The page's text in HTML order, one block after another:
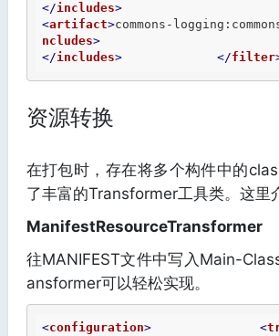
</includes>
<artifact>commons-
ncludes>
</includes> </filter
资源转换
在打包时，存在将多个构件中的
了丰富的Transformer工具类。这里
ManifestResourceTransformer
往MANIFEST文件中写入Main-
ansformer可以轻松实现。
<configuration> <